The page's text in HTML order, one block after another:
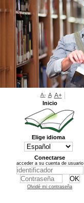
A- A A+
Inicio
Elige idioma
Conectarse
acceder a su cuenta de usuario
Olvidé mi contraseña